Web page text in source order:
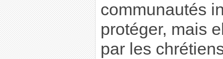
communautés
protéger, mais
par les